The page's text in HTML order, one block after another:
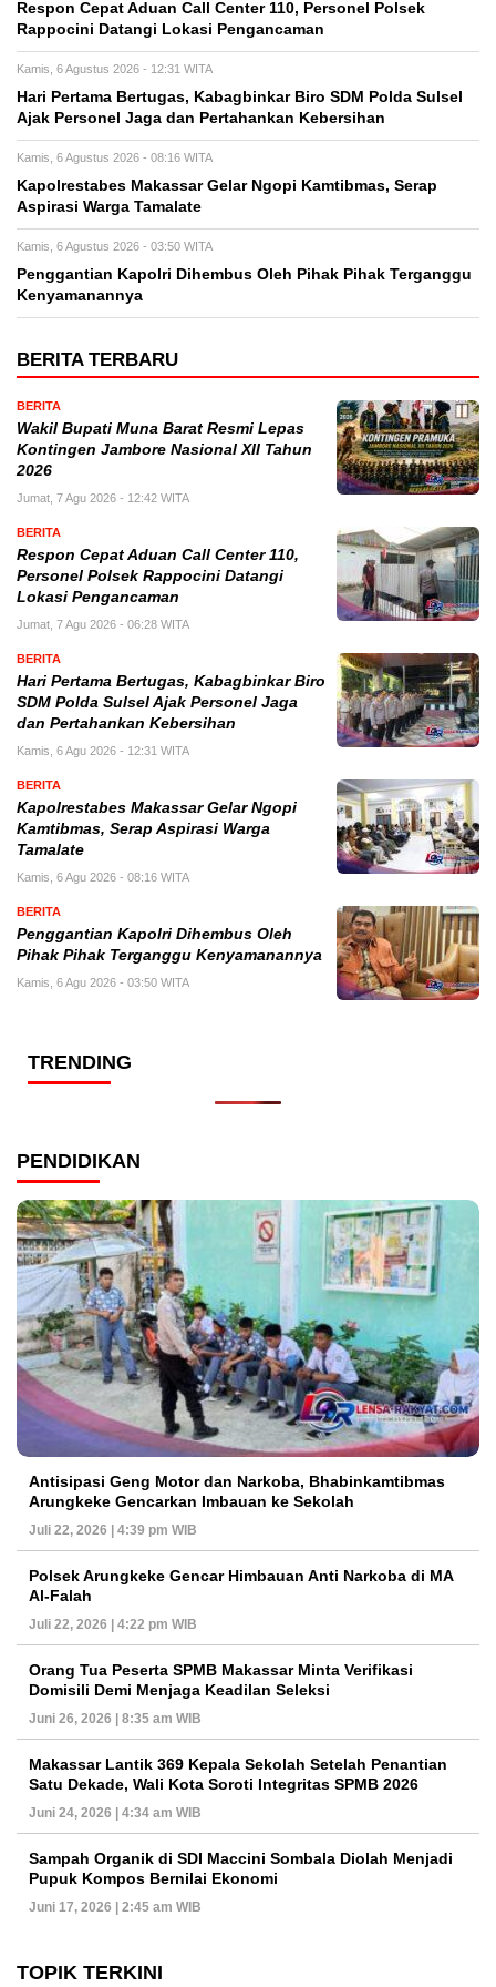
Respon Cepat Aduan Call Center 110, Personel Polsek
Rappocini Datangi Lokasi Pengancaman
Kamis, 6 Agustus 2026 - 12:31 WITA
Hari Pertama Bertugas, Kabagbinkar Biro SDM Polda Sulsel
Ajak Personel Jaga dan Pertahankan Kebersihan
Kamis, 6 Agustus 2026 - 08:16 WITA
Kapolrestabes Makassar Gelar Ngopi Kamtibmas, Serap
Aspirasi Warga Tamalate
Kamis, 6 Agustus 2026 - 03:50 WITA
Penggantian Kapolri Dihembus Oleh Pihak Pihak Terganggu
Kenyamanannya
BERITA TERBARU
BERITA
Wakil Bupati Muna Barat Resmi Lepas
Kontingen Jambore Nasional XII Tahun
2026
Jumat, 7 Agu 2026 - 12:42 WITA
BERITA
Respon Cepat Aduan Call Center 110,
Personel Polsek Rappocini Datangi
Lokasi Pengancaman
Jumat, 7 Agu 2026 - 06:28 WITA
BERITA
Hari Pertama Bertugas, Kabagbinkar Biro
SDM Polda Sulsel Ajak Personel Jaga
dan Pertahankan Kebersihan
Kamis, 6 Agu 2026 - 12:31 WITA
BERITA
Kapolrestabes Makassar Gelar Ngopi
Kamtibmas, Serap Aspirasi Warga
Tamalate
Kamis, 6 Agu 2026 - 08:16 WITA
BERITA
Penggantian Kapolri Dihembus Oleh
Pihak Pihak Terganggu Kenyamanannya
Kamis, 6 Agu 2026 - 03:50 WITA
TRENDING
PENDIDIKAN
Antisipasi Geng Motor dan Narkoba, Bhabinkamtibmas
Arungkeke Gencarkan Imbauan ke Sekolah
Juli 22, 2026 | 4:39 pm WIB
Polsek Arungkeke Gencar Himbauan Anti Narkoba di MA
Al-Falah
Juli 22, 2026 | 4:22 pm WIB
Orang Tua Peserta SPMB Makassar Minta Verifikasi
Domisili Demi Menjaga Keadilan Seleksi
Juni 26, 2026 | 8:35 am WIB
Makassar Lantik 369 Kepala Sekolah Setelah Penantian
Satu Dekade, Wali Kota Soroti Integritas SPMB 2026
Juni 24, 2026 | 4:34 am WIB
Sampah Organik di SDI Maccini Sombala Diolah Menjadi
Pupuk Kompos Bernilai Ekonomi
Juni 17, 2026 | 2:45 am WIB
TOPIK TERKINI